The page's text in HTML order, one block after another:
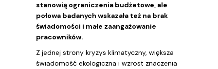
stanowią ograniczenia budżetowe, ale
połowa badanych wskazała też na brak
świadomości i małe zaangażowanie
pracowników.
Z jednej strony kryzys klimatyczny, większa
świadomość ekologiczna i wzrost znaczenia